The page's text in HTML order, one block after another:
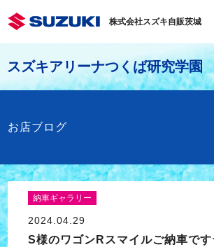
株式会社スズキ自販茨城
スズキアリーナつくば研究学園
お店ブログ
納車ギャラリー
2024.04.29
S様のワゴンRスマイルご納車で